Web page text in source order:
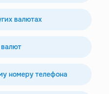
валютах
номеру телефона